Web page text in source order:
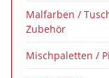
Malfarben /
Zubehör
Mischpaletten /